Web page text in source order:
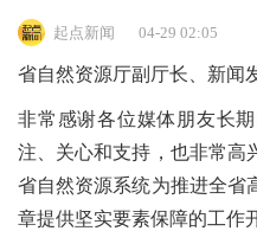
起点新闻 04-29 02:05
省自然资源厅副厅长、新闻
非常感谢各位媒体朋友长
注、关心和支持，也非常高
省自然资源系统为推进全省
章提供坚实要素保障的工作